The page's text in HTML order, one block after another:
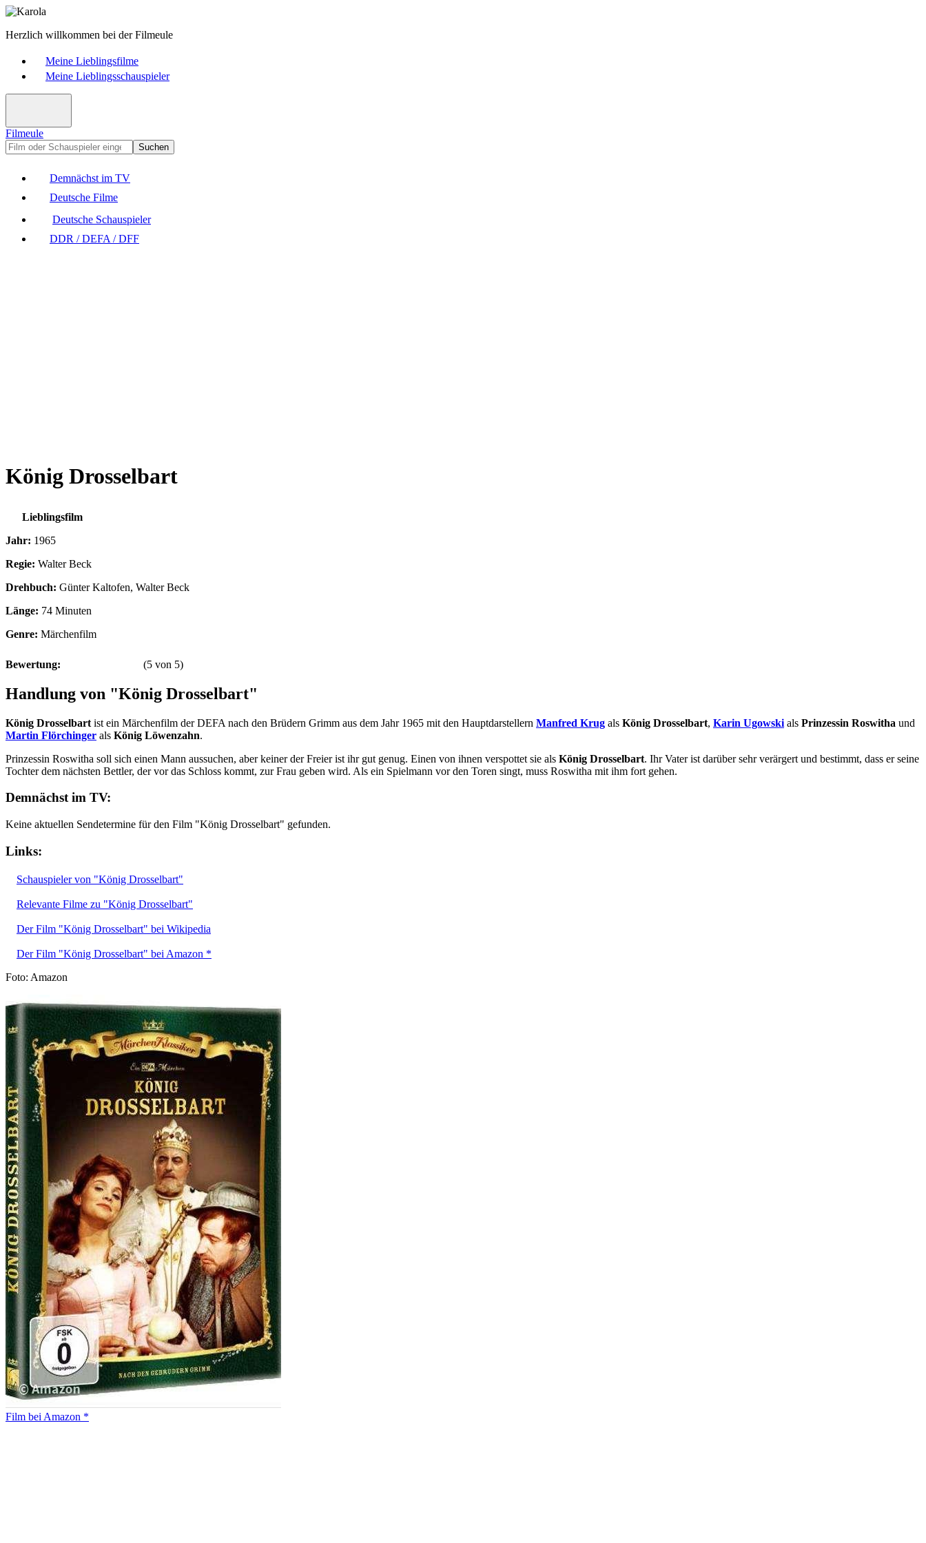
Herzlich willkommen bei der Filmeule
Meine Lieblingsfilme
Meine Lieblingsschauspieler
Filmeule
Suchen
Demnächst im TV
Deutsche Filme
Deutsche Schauspieler
DDR / DEFA / DFF
König Drosselbart
Lieblingsfilm
Jahr: 1965
Regie: Walter Beck
Drehbuch: Günter Kaltofen, Walter Beck
Länge: 74 Minuten
Genre: Märchenfilm
Bewertung: (5 von 5)
Handlung von "König Drosselbart"
König Drosselbart ist ein Märchenfilm der DEFA nach den Brüdern Grimm aus dem Jahr 1965 mit den Hauptdarstellern Manfred Krug als König Drosselbart, Karin Ugowski als Prinzessin Roswitha und
Martin Flörchinger als König Löwenzahn.
Prinzessin Roswitha soll sich einen Mann aussuchen, aber keiner der Freier ist ihr gut genug. Einen von ihnen verspottet sie als König Drosselbart. Ihr Vater ist darüber sehr verärgert und bestimmt, dass er seine
Tochter dem nächsten Bettler, der vor das Schloss kommt, zur Frau geben wird. Als ein Spielmann vor den Toren singt, muss Roswitha mit ihm fort gehen.
Demnächst im TV:
Keine aktuellen Sendetermine für den Film "König Drosselbart" gefunden.
Links:
Schauspieler von "König Drosselbart"
Relevante Filme zu "König Drosselbart"
Der Film "König Drosselbart" bei Wikipedia
Der Film "König Drosselbart" bei Amazon *
Foto: Amazon
Film bei Amazon *